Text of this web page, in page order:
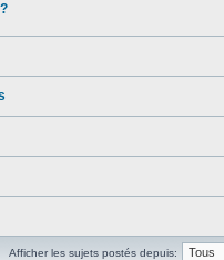
Afficher les sujets postés depuis: